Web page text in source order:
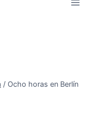
/ Ocho horas en Berlín